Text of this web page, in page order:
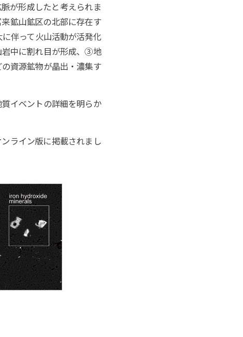
が形成したと考えられま
鉱山鉱区の北部に存在す
伴って火山活動が活発化
中に割れ目が形成、③地
資源鉱物が晶出・濃集す
イベントの詳細を明らか
ンライン版に掲載されまし